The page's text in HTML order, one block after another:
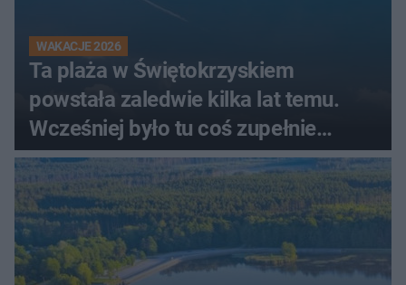
WAKACJE 2026
Ta plaża w Świętokrzyskiem
powstała zaledwie kilka lat temu.
Wcześniej było tu coś zupełnie
innego